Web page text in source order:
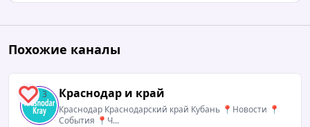
Похожие каналы
3 Краснодар и край
Краснодар Краснодарский край Кубань 📍Новости 📍
События 📍Ч...